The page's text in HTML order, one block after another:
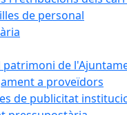
de personal
de
a proveïdors
de publicitat